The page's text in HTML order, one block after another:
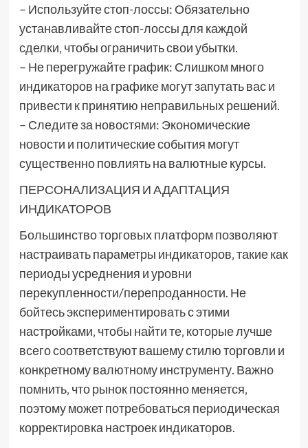
– Используйте стоп-лоссы: Обязательно
устанавливайте стоп-лоссы для каждой
сделки‚ чтобы ограничить свои убытки.
– Не перегружайте график: Слишком много
индикаторов на графике могут запутать вас и
привести к принятию неправильных решений.
– Следите за новостями: Экономические
новости и политические события могут
существенно повлиять на валютные курсы.
ПЕРСОНАЛИЗАЦИЯ И АДАПТАЦИЯ
ИНДИКАТОРОВ
Большинство торговых платформ позволяют
настраивать параметры индикаторов‚ такие как
периоды усреднения и уровни
перекупленности/перепроданности. Не
бойтесь экспериментировать с этими
настройками‚ чтобы найти те‚ которые лучше
всего соответствуют вашему стилю торговли и
конкретному валютному инструменту. Важно
помнить‚ что рынок постоянно меняется‚
поэтому может потребоваться периодическая
корректировка настроек индикаторов.